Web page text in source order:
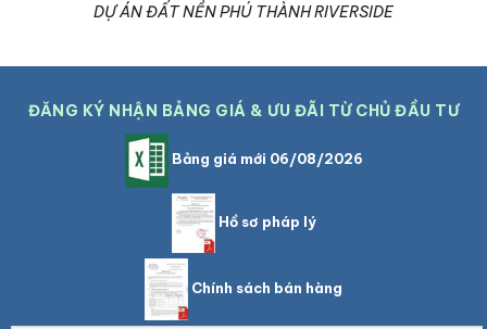
DỰ ÁN ĐẤT NỀN PHÚ THÀNH RIVERSIDE
ĐĂNG KÝ NHẬN BẢNG GIÁ & ƯU ĐÃI TỪ CHỦ ĐẦU TƯ
Bảng giá mới 06/08/2026
Hồ sơ pháp lý
Chính sách bán hàng